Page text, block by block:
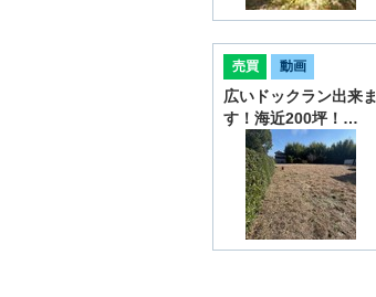
売買 動画
広いドックラン出来ま
す！海近200坪！…